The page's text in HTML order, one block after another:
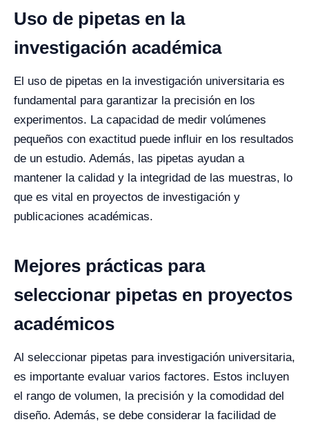
Uso de pipetas en la
investigación académica
El uso de pipetas en la investigación universitaria es
fundamental para garantizar la precisión en los
experimentos. La capacidad de medir volúmenes
pequeños con exactitud puede influir en los resultados
de un estudio. Además, las pipetas ayudan a
mantener la calidad y la integridad de las muestras, lo
que es vital en proyectos de investigación y
publicaciones académicas.
Mejores prácticas para
seleccionar pipetas en proyectos
académicos
Al seleccionar pipetas para investigación universitaria,
es importante evaluar varios factores. Estos incluyen
el rango de volumen, la precisión y la comodidad del
diseño. Además, se debe considerar la facilidad de